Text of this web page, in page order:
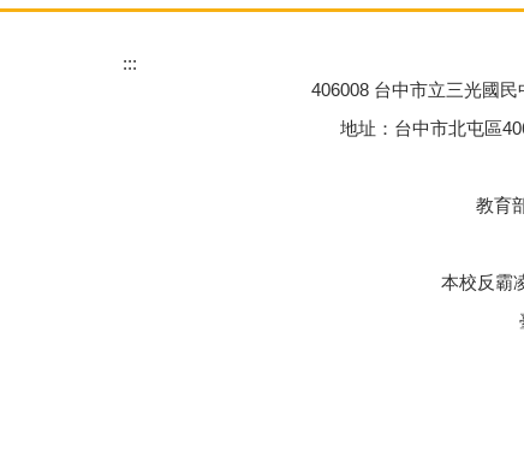
:::
406008 台中市立三光國
地址：台中市北屯區
教育
本校反霸